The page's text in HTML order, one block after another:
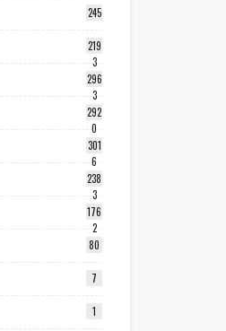
245
219
3
296
3
292
0
301
6
238
3
176
2
80
7
1